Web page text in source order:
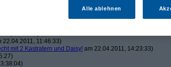
22.04.2011, 11:46:33)
mit 2 Kastratern und Daisy! am 22.04.2011, 14:23:33)
Alle ablehnen